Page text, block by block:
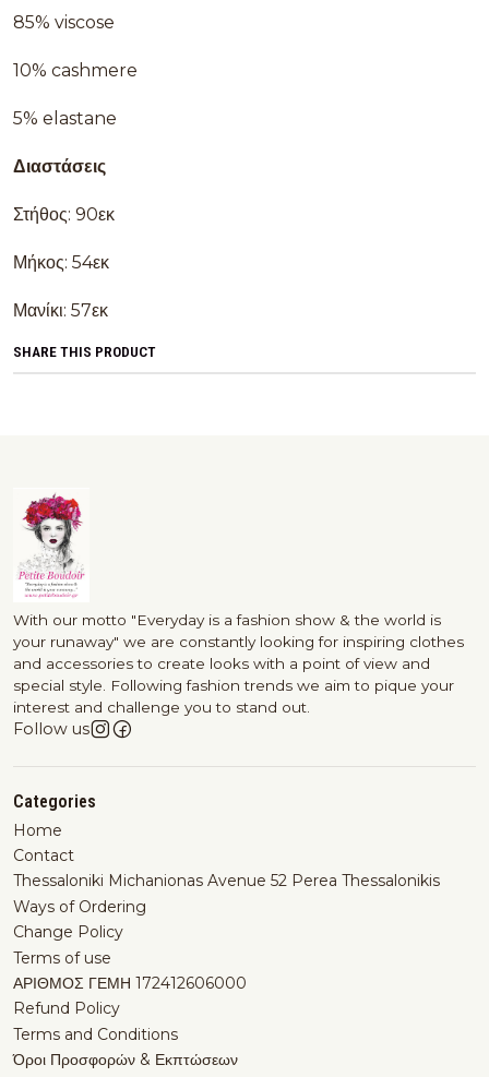
85% viscose
10% cashmere
5% elastane
Διαστάσεις
Στήθος: 90εκ
Μήκος: 54εκ
Μανίκι: 57εκ
SHARE THIS PRODUCT
With our motto "Everyday is a fashion show & the world is
your runaway" we are constantly looking for inspiring clothes
and accessories to create looks with a point of view and
special style. Following fashion trends we aim to pique your
interest and challenge you to stand out.
Follow us
Categories
Home
Contact
Thessaloniki Michanionas Avenue 52 Perea Thessalonikis
Ways of Ordering
Change Policy
Terms of use
ΑΡΙΘΜΟΣ ΓΕΜΗ 172412606000
Refund Policy
Terms and Conditions
Όροι Προσφορών & Εκπτώσεων